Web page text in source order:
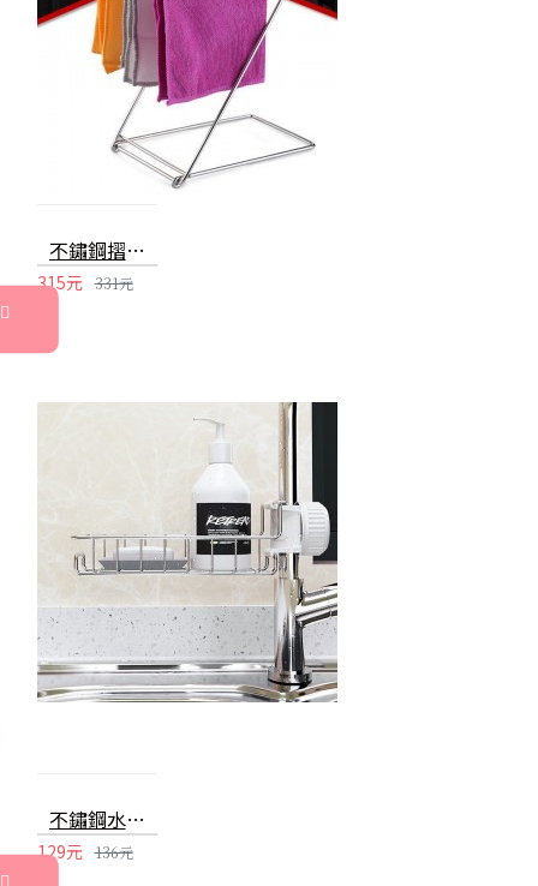
不鏽鋼摺疊毛巾架 簡易摺疊瀝水毛巾架 Z字型廚房置物架 抹布架
315元 331元
不鏽鋼水龍頭置物架 家用廚房抹布瀝水架 水槽收納架
129元 136元